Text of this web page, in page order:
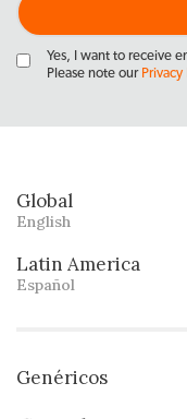
Yes, I want to receive
Please note our Privacy
Global
English
Latin America
Español
Genéricos